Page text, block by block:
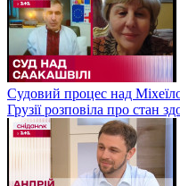
Судовий процес над
Грузії розповіла про стан